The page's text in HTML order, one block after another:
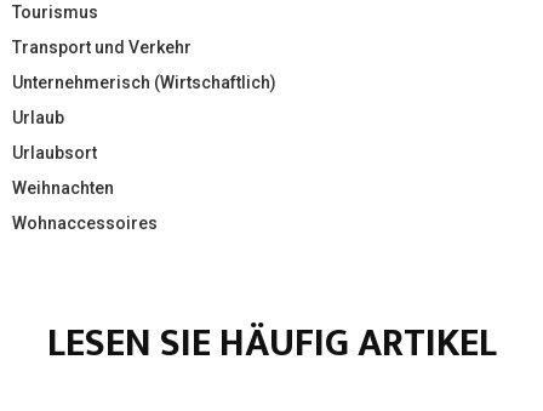
Tourismus
Transport und Verkehr
Unternehmerisch (Wirtschaftlich)
Urlaub
Urlaubsort
Weihnachten
Wohnaccessoires
LESEN SIE HÄUFIG ARTIKEL